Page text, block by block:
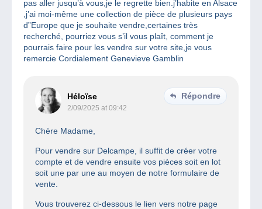
pas aller jusqu’à vous,je le regrette bien.j’habite en Alsace
,j’ai moi-même une collection de pièce de plusieurs pays
d”Europe que je souhaite vendre,certaines très
recherché, pourriez vous s’il vous plaît, comment je
pourrais faire pour les vendre sur votre site,je vous
remercie Cordialement Genevieve Gamblin
Héloïse
2/09/2025 at 09:42
Répondre
Chère Madame,
Pour vendre sur Delcampe, il suffit de créer votre
compte et de vendre ensuite vos pièces soit en lot
soit une par une au moyen de notre formulaire de
vente.
Vous trouverez ci-dessous le lien vers notre page